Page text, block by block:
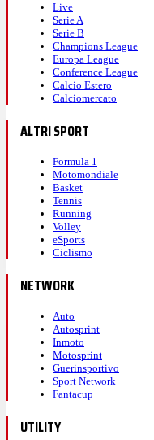
Live
Serie A
Serie B
Champions League
Europa League
Conference League
Calcio Estero
Calciomercato
ALTRI SPORT
Formula 1
Motomondiale
Basket
Tennis
Running
Volley
eSports
Ciclismo
NETWORK
Auto
Autosprint
Inmoto
Motosprint
Guerinsportivo
Sport Network
Fantacup
UTILITY